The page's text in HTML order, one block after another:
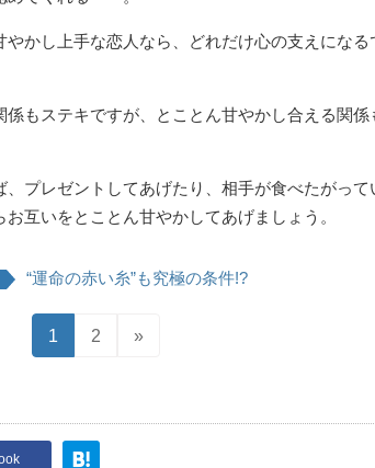
かし上手な恋人なら、どれだけ心の支えになる
もステキですが、とことん甘やかし合える関係
プレゼントしてあげたり、相手が食べたがって
互いをとことん甘やかしてあげましょう。
“運命の赤い糸”も究極の条件!?
1 2 »